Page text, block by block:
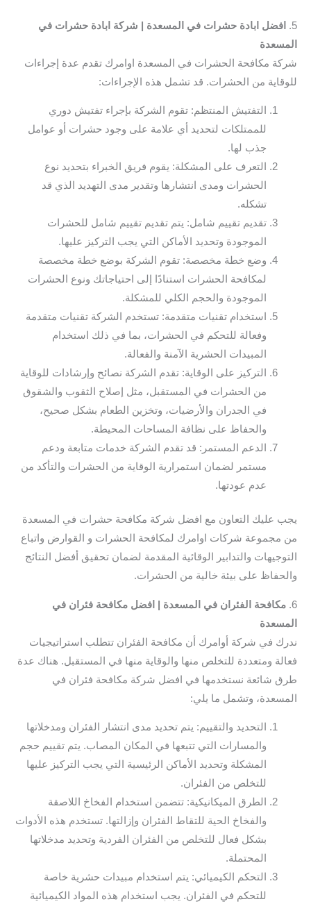
5.
افضل ابادة حشرات في المسعدة | شركة ابادة حشرات في
المسعدة
شركة مكافحة الحشرات في المسعدة اوامرك تقدم عدة إجراءات
للوقاية من الحشرات. قد تشمل هذه الإجراءات:
التفتيش المنتظم: تقوم الشركة بإجراء تفتيش دوري
للممتلكات لتحديد أي علامة على وجود حشرات أو عوامل
جذب لها.
التعرف على المشكلة: يقوم فريق الخبراء بتحديد نوع
الحشرات ومدى انتشارها وتقدير مدى التهديد الذي قد
تشكله.
تقديم تقييم شامل: يتم تقديم تقييم شامل للحشرات
الموجودة وتحديد الأماكن التي يجب التركيز عليها.
وضع خطة مخصصة: تقوم الشركة بوضع خطة مخصصة
لمكافحة الحشرات استنادًا إلى احتياجاتك ونوع الحشرات
الموجودة والحجم الكلي للمشكلة.
استخدام تقنيات متقدمة: تستخدم الشركة تقنيات متقدمة
وفعالة للتحكم في الحشرات، بما في ذلك استخدام
المبيدات الحشرية الآمنة والفعالة.
التركيز على الوقاية: تقدم الشركة نصائح وإرشادات للوقاية
من الحشرات في المستقبل، مثل إصلاح الثقوب والشقوق
في الجدران والأرضيات، وتخزين الطعام بشكل صحيح،
والحفاظ على نظافة المساحات المحيطة.
الدعم المستمر: قد تقدم الشركة خدمات متابعة ودعم
مستمر لضمان استمرارية الوقاية من الحشرات والتأكد من
عدم عودتها.
يجب عليك التعاون مع افضل شركة مكافحة حشرات في المسعدة
من مجموعة شركات اوامرك لمكافحة الحشرات و القوارض واتباع
التوجيهات والتدابير الوقائية المقدمة لضمان تحقيق أفضل النتائج
والحفاظ على بيئة خالية من الحشرات.
6. مكافحة الفئران في المسعدة | افضل مكافحة فئران في
المسعدة
ندرك في شركة أوامرك أن مكافحة الفئران تتطلب استراتيجيات
فعالة ومتعددة للتخلص منها والوقاية منها في المستقبل. هناك عدة
طرق شائعة نستخدمها في افضل شركة مكافحة فئران في
المسعدة، وتشمل ما يلي:
التحديد والتقييم: يتم تحديد مدى انتشار الفئران ومدخلاتها
والمسارات التي تتبعها في المكان المصاب. يتم تقييم حجم
المشكلة وتحديد الأماكن الرئيسية التي يجب التركيز عليها
للتخلص من الفئران.
الطرق الميكانيكية: تتضمن استخدام الفخاخ اللاصقة
والفخاخ الحية للتقاط الفئران وإزالتها. تستخدم هذه الأدوات
بشكل فعال للتخلص من الفئران الفردية وتحديد مدخلاتها
المحتملة.
التحكم الكيميائي: يتم استخدام مبيدات حشرية خاصة
للتحكم في الفئران. يجب استخدام هذه المواد الكيميائية